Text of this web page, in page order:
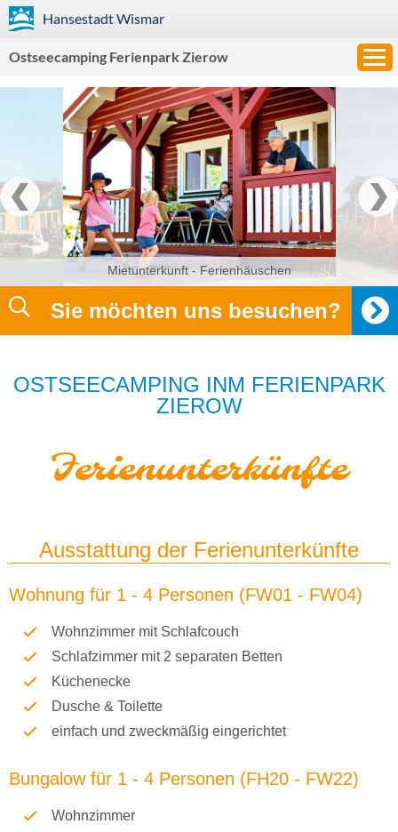
HansestadtWismar
Ostseecamping Ferienpark Zierow
Mietunterkunft - Ferienhäuschen
Sie möchten uns besuchen?
Ferienunterkünfte
OSTSEECAMPING INM FERIENPARK
ZIEROW
Ausstattung der Ferienunterkünfte
Wohnung für 1 - 4 Personen (FW01 - FW04)
Wohnzimmer mit Schlafcouch
Schlafzimmer mit 2 separaten Betten
Küchenecke
Dusche & Toilette
einfach und zweckmäßig eingerichtet
Bungalow für 1 - 4 Personen (FH20 - FW22)
Wohnzimmer